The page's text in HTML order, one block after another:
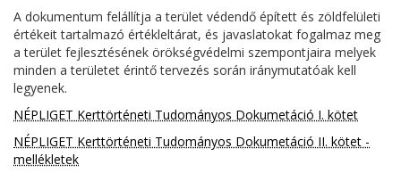
A dokumentum felállítja a terület védendő épített és zöldfelületi
értékeit tartalmazó értékleltárat, és javaslatokat fogalmaz meg
a terület fejlesztésének örökségvédelmi szempontjaira melyek
minden a területet érintő tervezés során iránymutatóak kell
legyenek.
NÉPLIGET Kerttörténeti Tudományos Dokumetáció I. kötet
NÉPLIGET Kerttörténeti Tudományos Dokumetáció II. kötet -
mellékletek